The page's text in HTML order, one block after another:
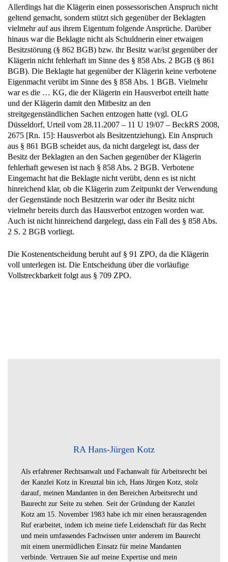
Allerdings hat die Klägerin einen possessorischen Anspruch nicht
geltend gemacht, sondern stützt sich gegenüber der Beklagten
vielmehr auf aus ihrem Eigentum folgende Ansprüche. Darüber
hinaus war die Beklagte nicht als Schuldnerin einer etwaigen
Besitzstörung (§ 862 BGB) bzw. ihr Besitz war/ist gegenüber der
Klägerin nicht fehlerhaft im Sinne des § 858 Abs. 2 BGB (§ 861
BGB). Die Beklagte hat gegenüber der Klägerin keine verbotene
Eigenmacht verübt im Sinne des § 858 Abs. 1 BGB. Vielmehr
war es die … KG, die der Klägerin ein Hausverbot erteilt hatte
und der Klägerin damit den Mitbesitz an den
streitgegenständlichen Sachen entzogen hatte (vgl. OLG
Düsseldorf, Urteil vom 28.11.2007 – 11 U 19/07 – BeckRS 2008,
2675 [Rn. 15]: Hausverbot als Besitzentziehung). Ein Anspruch
aus § 861 BGB scheidet aus, da nicht dargelegt ist, dass der
Besitz der Beklagten an den Sachen gegenüber der Klägerin
fehlerhaft gewesen ist nach § 858 Abs. 2 BGB. Verbotene
Eingemacht hat die Beklagte nicht verübt, denn es ist nicht
hinreichend klar, ob die Klägerin zum Zeitpunkt der Verwendung
der Gegenstände noch Besitzerin war oder ihr Besitz nicht
vielmehr bereits durch das Hausverbot entzogen worden war.
Auch ist nicht hinreichend dargelegt, dass ein Fall des § 858 Abs.
2 S. 2 BGB vorliegt.
Die Kostenentscheidung beruht auf § 91 ZPO, da die Klägerin
voll unterlegen ist. Die Entscheidung über die vorläufige
Vollstreckbarkeit folgt aus § 709 ZPO.
RA Hans-Jürgen Kotz
Als erfahrener Rechtsanwalt und Fachanwalt für Arbeitsrecht bei
der Kanzlei Kotz in Kreuztal bin ich, Hans Jürgen Kotz, stolz
darauf, meinen Mandanten in den Bereichen Arbeitsrecht und
Baurecht zur Seite zu stehen. Seit der Gründung der Kanzlei
Kotz am 15. November 1983 habe ich mir einen herausragenden
Ruf erarbeitet, indem ich meine tiefe Leidenschaft für das Recht
und mein umfassendes Fachwissen unter anderem im Baurecht
mit einem unermüdlichen Einsatz für meine Mandanten
verbinde. Vertrauen Sie auf meine Expertise und mein